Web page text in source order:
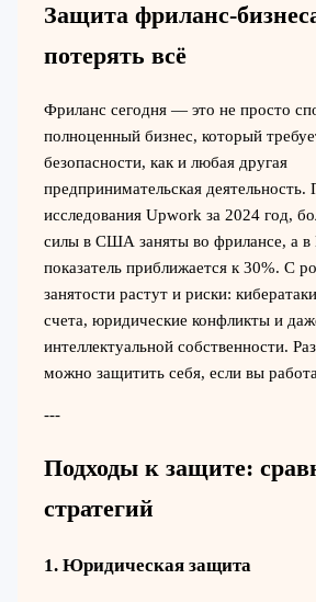
Защита фриланс-
потерять всё
Фриланс сегодня — это не просто
полноценный бизнес, который
безопасности, как и любая другая
предпринимательская
исследования Upwork за 2024 год,
силы в США заняты во фрилансе, а в
показатель приближается к 30%. С
занятости растут и риски:
счета, юридические конфликты и
интеллектуальной собственности.
можно защитить себя, если вы
---
Подходы к защите:
стратегий
1. Юридическая защита